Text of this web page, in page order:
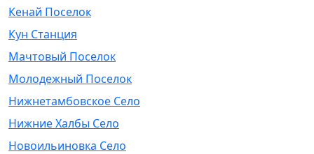
Кенай Поселок
Кун Станция
Мачтовый Поселок
Молодежный Поселок
Нижнетамбовское Село
Нижние Халбы Село
Новоильиновка Село